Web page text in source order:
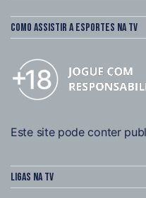
Como assistir a esportes na TV
Este site pode conter
Ligas na TV